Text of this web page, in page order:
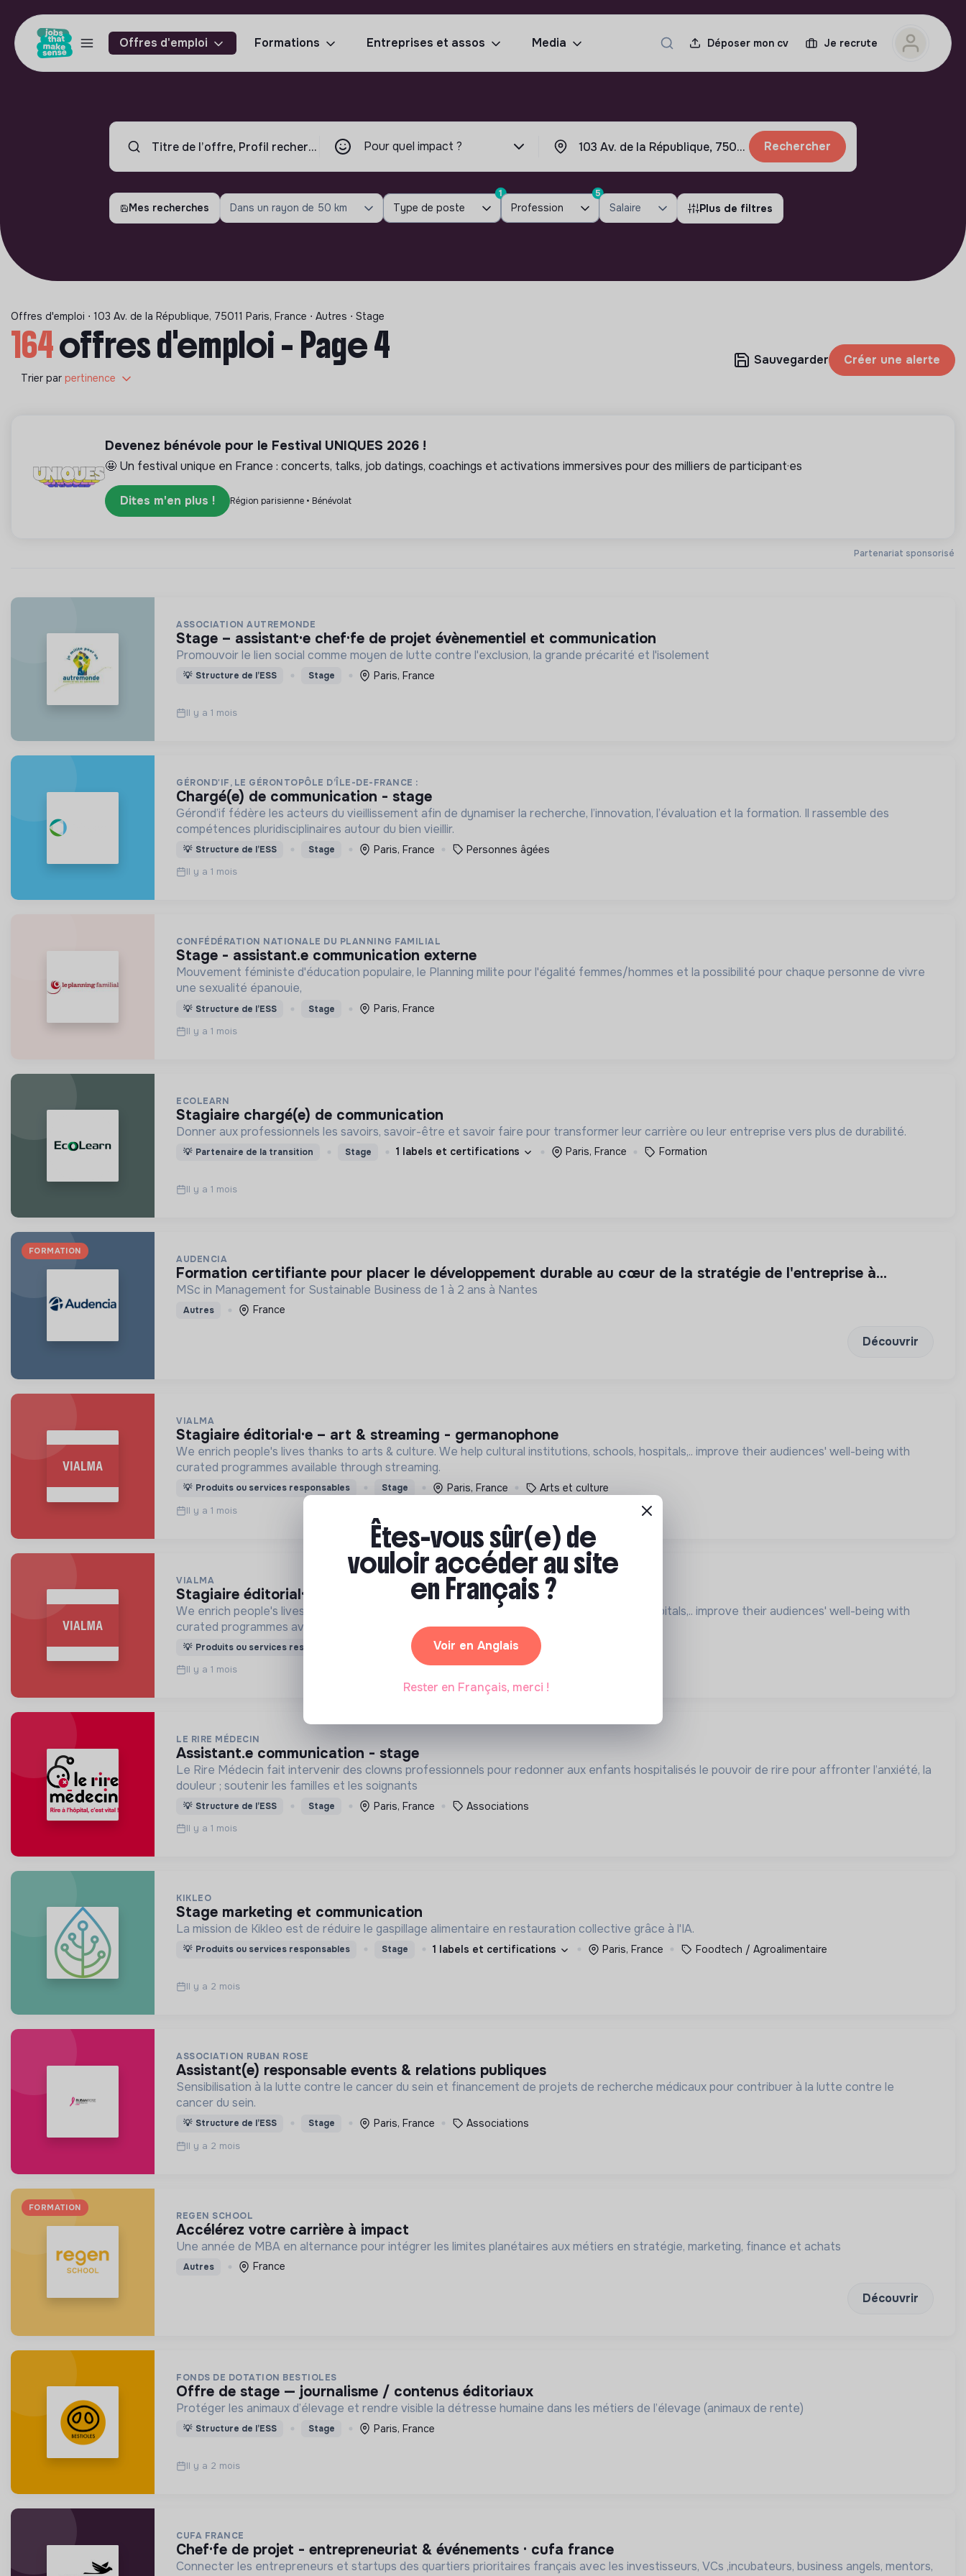
Offres d'emploi Formations Entreprises et assos Media Déposer mon cv Je recrute
Pour quel impact ? Rechercher
Mes recherches Dans un rayon de 50 km Type de poste
1
Profession
5
Salaire Plus de filtres
Offres d'emploi ⋅ 103 Av. de la République, 75011 Paris, France ⋅ Autres ⋅ Stage
164offres d'emploi - Page 4
Trier par pertinence
Sauvegarder Créer une alerte
Partenariat sponsorisé
Devenez bénévole pour le Festival UNIQUES 2026 !
🤩 Un festival unique en France : concerts, talks, job datings, coachings et activations immersives pour des milliers de participant·es
Dites m'en plus ! Région parisienne • Bénévolat
ASSOCIATION AUTREMONDE
stage – assistant·e chef·fe de projet évènementiel et communication
Promouvoir le lien social comme moyen de lutte contre l'exclusion, la grande précarité et l'isolement
💡 Structure de l’ESS Stage Paris, France
Il y a 1 mois
GÉROND'IF, LE GÉRONTOPÔLE D’ÎLE-DE-FRANCE :
chargé(e) de communication - stage
Gérond’if fédère les acteurs du vieillissement afin de dynamiser la recherche, l’innovation, l’évaluation et la formation. Il rassemble des
compétences pluridisciplinaires autour du bien vieillir.
💡 Structure de l’ESS Stage Paris, France Personnes âgées
Il y a 1 mois
CONFÉDÉRATION NATIONALE DU PLANNING FAMILIAL
stage - assistant.e communication externe
Mouvement féministe d'éducation populaire, le Planning milite pour l'égalité femmes/hommes et la possibilité pour chaque personne de vivre
une sexualité épanouie,
💡 Structure de l’ESS Stage Paris, France
Il y a 1 mois
ECOLEARN
stagiaire chargé(e) de communication
Donner aux professionnels les savoirs, savoir-être et savoir faire pour transformer leur carrière ou leur entreprise vers plus de durabilité.
💡 Partenaire de la transition Stage 1 labels et certifications Paris, France Formation
Il y a 1 mois
FORMATION
AUDENCIA
formation certifiante pour placer le développement durable au cœur de la stratégie de l'entreprise à...
MSc in Management for Sustainable Business de 1 à 2 ans à Nantes
Autres France
Découvrir
VIALMA
stagiaire éditorial·e – art & streaming - germanophone
We enrich people's lives thanks to arts & culture. We help cultural institutions, schools, hospitals,.. improve their audiences' well-being with
curated programmes available through streaming.
💡 Produits ou services responsables Stage Paris, France Arts et culture
Il y a 1 mois
VIALMA
stagiaire éditorial·e – art & streaming
We enrich people's lives thanks to arts & culture. We help cultural institutions, schools, hospitals,.. improve their audiences' well-being with
curated programmes available through streaming.
💡 Produits ou services responsables Paris, France Arts et culture
Il y a 1 mois
LE RIRE MÉDECIN
assistant.e communication - stage
Le Rire Médecin fait intervenir des clowns professionnels pour redonner aux enfants hospitalisés le pouvoir de rire pour affronter l’anxiété, la
douleur ; soutenir les familles et les soignants
💡 Structure de l’ESS Stage Paris, France Associations
Il y a 1 mois
KIKLEO
stage marketing et communication
La mission de Kikleo est de réduire le gaspillage alimentaire en restauration collective grâce à l'IA.
💡 Produits ou services responsables Stage 1 labels et certifications Paris, France Foodtech / Agroalimentaire
Il y a 2 mois
ASSOCIATION RUBAN ROSE
assistant(e) responsable events & relations publiques
Sensibilisation à la lutte contre le cancer du sein et financement de projets de recherche médicaux pour contribuer à la lutte contre le
cancer du sein.
💡 Structure de l’ESS Stage Paris, France Associations
Il y a 2 mois
FORMATION
REGEN SCHOOL
accélérez votre carrière à impact
Une année de MBA en alternance pour intégrer les limites planétaires aux métiers en stratégie, marketing, finance et achats
Autres France
Découvrir
FONDS DE DOTATION BESTIOLES
offre de stage — journalisme / contenus éditoriaux
Protéger les animaux d’élevage et rendre visible la détresse humaine dans les métiers de l’élevage (animaux de rente)
💡 Structure de l’ESS Stage Paris, France
Il y a 2 mois
CUFA FRANCE
chef·fe de projet - entrepreneuriat & événements · cufa france
Connecter les entrepreneurs et startups des quartiers prioritaires français avec les investisseurs, VCs ,incubateurs, business angels, mentors,
Êtes-vous sûr(e) de
vouloir accéder au site
en Français ?
Voir en Anglais
Rester en Français, merci !